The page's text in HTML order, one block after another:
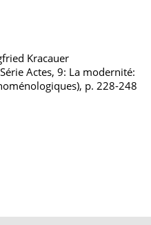
Kracauer
Actes, 9: La modernité:
p. 228-248